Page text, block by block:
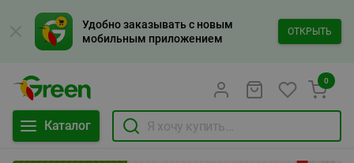
Удобно заказывать с новым
мобильным приложением
ОТКРЫТЬ
Каталог
0